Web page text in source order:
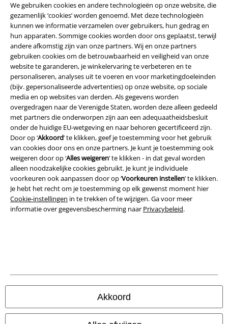
We gebruiken cookies en andere technologieën op onze website, die
gezamenlijk ‘cookies’ worden genoemd. Met deze technologieën
kunnen we informatie verzamelen over gebruikers, hun gedrag en
hun apparaten. Sommige cookies worden door ons geplaatst, terwijl
andere afkomstig zijn van onze partners. Wij en onze partners
gebruiken cookies om de betrouwbaarheid en veiligheid van onze
website te garanderen, je winkelervaring te verbeteren en te
personaliseren, analyses uit te voeren en voor marketingdoeleinden
(bijv. gepersonaliseerde advertenties) op onze website, op sociale
media en op websites van derden. Als gegevens worden
overgedragen naar de Verenigde Staten, worden deze alleen gedeeld
met partners die onderworpen zijn aan een adequaatheidsbesluit
onder de huidige EU-wetgeving en naar behoren gecertificeerd zijn.
Door op ‘Akkoord’ te klikken, geef je toestemming voor het gebruik
van cookies door ons en onze partners. Je kunt je toestemming ook
weigeren door op ‘Alles weigeren’ te klikken - in dat geval worden
alleen noodzakelijke cookies gebruikt. Je kunt je individuele
voorkeuren ook aanpassen door op ‘Voorkeuren instellen’ te klikken.
Je hebt het recht om je toestemming op elk gewenst moment hier
Cookie-instellingen in te trekken of te wijzigen. Ga voor meer
informatie over gegevensbescherming naar Privacybeleid.
Akkoord
Legal
Algemene Voorwaarden
Bedrijfsgegevens
Privacyverklaring
Verklaring van conformiteit
Informatie over toegankelijkheid
Cookie-instellingen
Onze online shops